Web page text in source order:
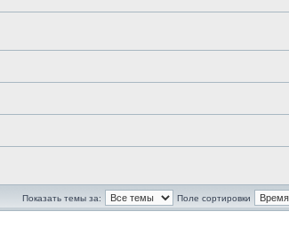
Показать темы за: Поле сортировки